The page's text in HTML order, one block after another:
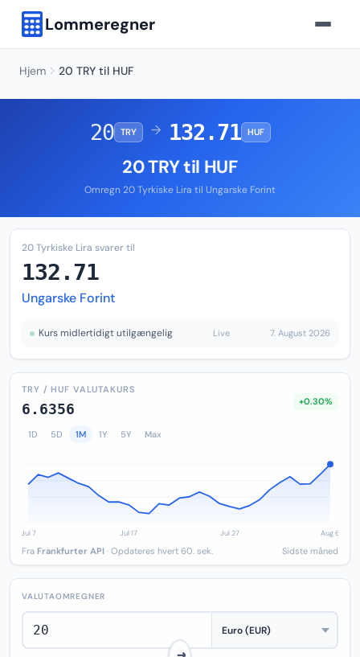
Lommeregner
Hjem 20 TRY til HUF
20 TRY → 132.71 HUF
20 TRY til HUF
Omregn 20 Tyrkiske Lira til Ungarske Forint
20 Tyrkiske Lira svarer til
132.71
Ungarske Forint
Kurs midlertidigt utilgængelig Live 7. August 2026
TRY / HUF VALUTAKURS
6.6356 +0.30%
1D 5D 1M 1Y 5Y Max
Fra Frankfurter API · Opdateres hvert 60. sek. Sidste måned
VALUTAOMREGNER